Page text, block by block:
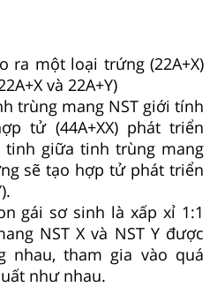
ra một loại trứng (22A+X)
và 22A+Y)
trùng mang NST giới tính
tử (44A+XX) phát triển
tinh giữa tinh trùng mang
sẽ tạo hợp tử phát triển
gái sơ sinh là xấp xỉ 1:1
NST X và NST Y được
nhau, tham gia vào quá
như nhau.